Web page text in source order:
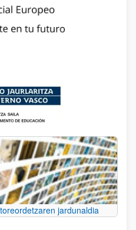
jardunaldia